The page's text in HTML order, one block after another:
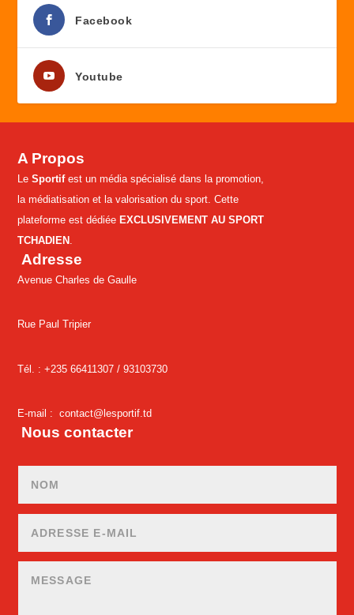
Facebook
Youtube
A Propos
LeSportifest un média spécialisé dans la promotion,
la médiatisation et la valorisation du sport. Cette
plateforme est dédiée EXCLUSIVEMENT AU SPORT
TCHADIEN
Adresse
Avenue Charles de Gaulle
Rue Paul Tripier
Tél. : +235 66411307 /93103730
E-mail :contact@lesportif.td
Nous contacter